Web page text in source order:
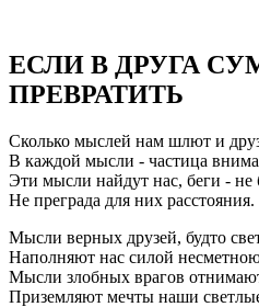
ЕСЛИ В ДРУГА
ПРЕВРАТИТЬ
Сколько мыслей нам шлют и
В каждой мысли - частица
Эти мысли найдут нас, беги - не
Не преграда для них расстояния.
Мысли верных друзей, будто
Наполняют нас силой
Мысли злобных врагов
Приземляют мечты наши